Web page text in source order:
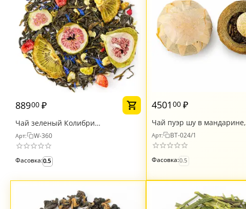
88900 ₽
Чай зеленый Колибри
(лимитированная серия!)
Арт: W-360
Фасовка:0.5
4501 00 ₽
Чай пуэр шу в мандарине,
ПРЕМИУМ
Арт: BT-024/1
Фасовка:0.5